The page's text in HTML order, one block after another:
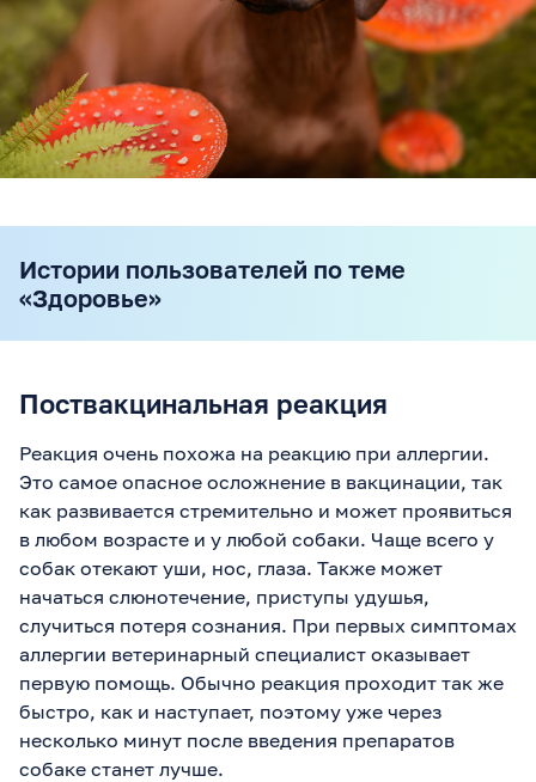
Истории пользователей по теме
«Здоровье»
Поствакцинальная реакция
Реакция очень похожа на реакцию при аллергии.
Это самое опасное осложнение в вакцинации, так
как развивается стремительно и может проявиться
в любом возрасте и у любой собаки. Чаще всего у
собак отекают уши, нос, глаза. Также может
начаться слюнотечение, приступы удушья,
случиться потеря сознания. При первых симптомах
аллергии ветеринарный специалист оказывает
первую помощь. Обычно реакция проходит так же
быстро, как и наступает, поэтому уже через
несколько минут после введения препаратов
собаке станет лучше.